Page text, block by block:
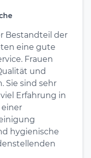
Bestandteil der
eine gute
Frauen
und
Sie sind sehr
Erfahrung in
hygienische